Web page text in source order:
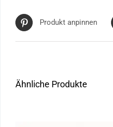
Produkt anpinnen
Ähnliche Produkte